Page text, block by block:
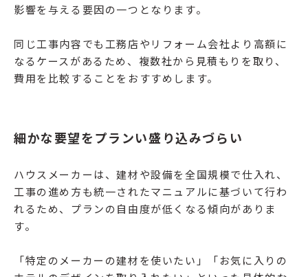
影響を与える要因の一つとなります。
同じ工事内容でも工務店やリフォーム会社より高額に
なるケースがあるため、複数社から見積もりを取り、
費用を比較することをおすすめします。
細かな要望をプランい盛り込みづらい
ハウスメーカーは、建材や設備を全国規模で仕入れ、
工事の進め方も統一されたマニュアルに基づいて行わ
れるため、プランの自由度が低くなる傾向がありま
す。
「特定のメーカーの建材を使いたい」「お気に入りの